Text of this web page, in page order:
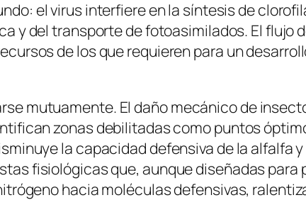
el virus interfiere en la síntesis de
del transporte de fotoasimilados. El flujo
de los que requieren para un
mutuamente. El daño mecánico de
zonas debilitadas como puntos
la capacidad defensiva de la alfalfa
fisiológicas que, aunque diseñadas
hacia moléculas defensivas,